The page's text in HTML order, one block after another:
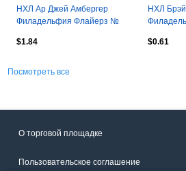
НХЛ Ар Джей Амбергер
Филадельфия Флайерз №
$1.84
НХЛ
$0.61
Посмотреть все
О торговой площадке
Пользовательское соглашение